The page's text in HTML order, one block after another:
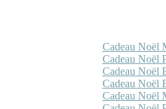
Cadeau Noël
Cadeau Noël
Cadeau Noël
Cadeau Noël
Cadeau Noël